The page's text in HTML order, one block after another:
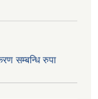
सम्बन्धि रुपा